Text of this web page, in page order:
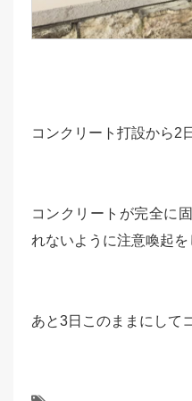
コンクリート打設から2
コンクリートが完全に
れないように注意喚起を
あと3日このままにして